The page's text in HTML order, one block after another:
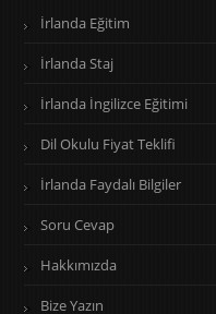
İrlanda Eğitim
İrlanda Staj
İrlanda İngilizce Eğitimi
Dil Okulu Fiyat Teklifi
İrlanda Faydalı Bilgiler
Soru Cevap
Hakkımızda
Bize Yazın